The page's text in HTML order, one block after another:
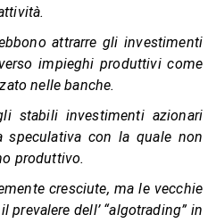
attrarre gli investimenti
impieghi produttivi come
nelle banche.
stabili investimenti azionari
speculativa con la quale non
produttivo.
cresciute, ma le vecchie
dell’ “algotrading” in